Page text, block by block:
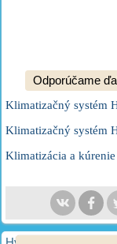
Odporúčame
Klimatizačný systém
Klimatizačný systém
Klimatizácia a